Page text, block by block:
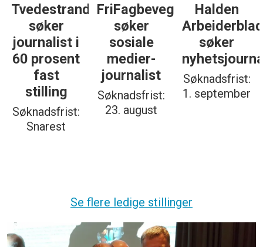
Tvedestrandsposten
søker
journalist i
60 prosent
fast
stilling
Søknadsfrist:
Snarest
FriFagbevegelse
søker
sosiale
medier-
journalist
Søknadsfrist:
23. august
Halden
Arbeiderblad
søker
Søknadsfrist:
1. september
Se flere ledige stillinger